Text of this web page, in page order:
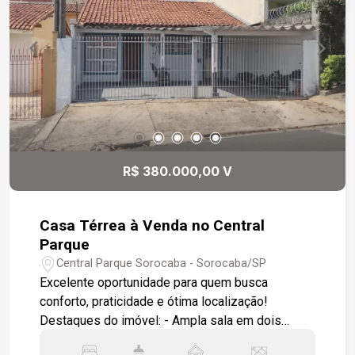
R$ 380.000,00 V
Casa Térrea à Venda no Central
Parque
Central Parque Sorocaba - Sorocaba/SP
Excelente oportunidade para quem busca
conforto, praticidade e ótima localização!
Destaques do imóvel: - Ampla sala em dois